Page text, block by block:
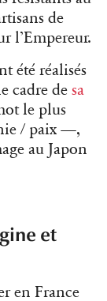
de
l’Empereur.
été réalisés
cadre de sa
le plus
/ paix —,
au Japon
et
en France